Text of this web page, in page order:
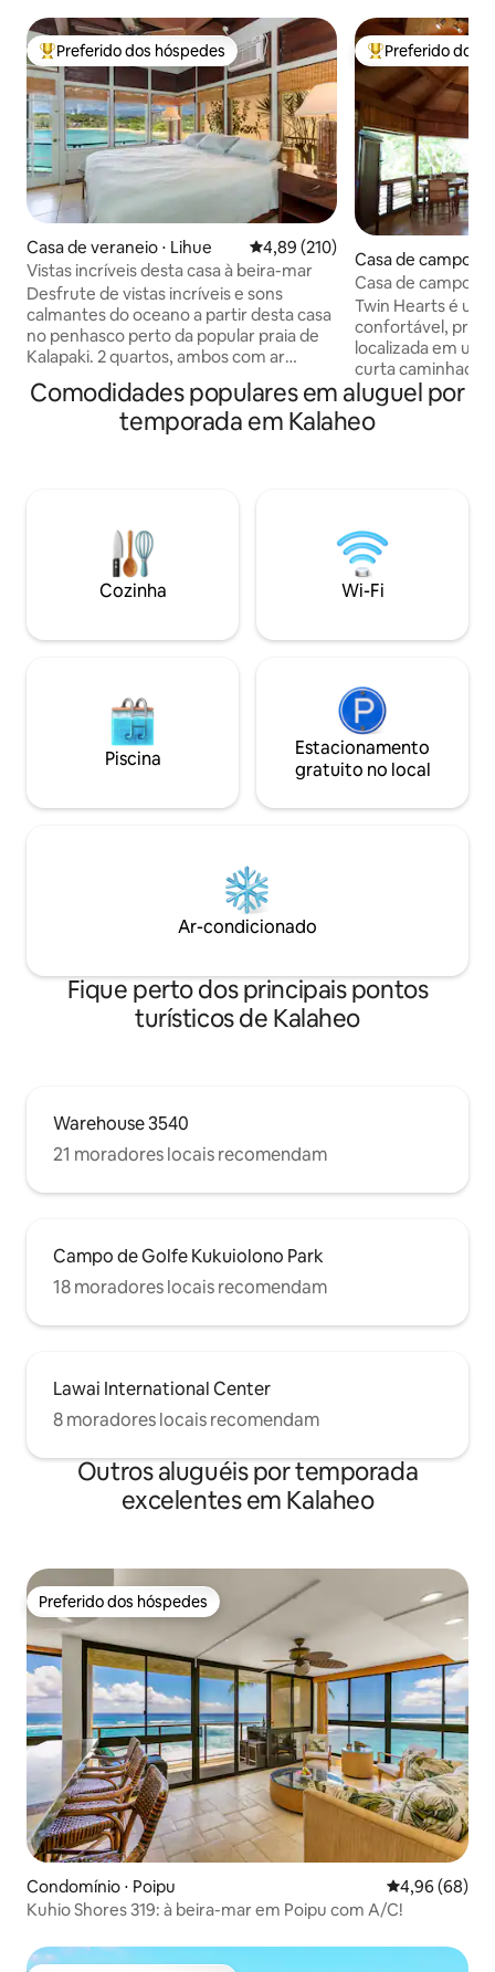
Entre os melhores preferidos dos hóspedes
Preferido dos hóspedes
Casa de veraneio ⋅ Lihue 4,89 de uma avaliação média de
4,89 (210)
Vistas incríveis desta casa à beira-mar
Desfrute de vistas incríveis e sons
calmantes do oceano a partir desta casa
no penhasco perto da popular praia de
Kalapaki. 2 quartos, ambos com ar
condicionado, além de ótimas vistas para
o mar e para a montanha. Master com
suíte tem uma cama king size. 2º bd tem
uma cama queen size. 2ª banheira,
totalmente abastecida. Varanda lanai
com mesa e cadeiras para refeições ao
ar livre. Estacionamento gratuito neste
condomínio fechado. O elevador nas
restaurantes e lojas nas proximidades.
Entre os
Preferido dos
Casa de campo ⋅
Casa de campo
caminhada até a
Twin Hearts é
confortável,
localizada em
curta caminhada
encantadora. A
restaurantes e
minutos de carro. Suas muitas
churrasqueira a
Twin Hearts é
permitida,
Classe IV Z-IV-
Comodidades populares em aluguel por
temporada em Kalaheo
Cozinha Wi-Fi
Piscina
Estacionamento
gratuito no local
Ar-condicionado
Fique perto dos principais pontos
turísticos de Kalaheo
Warehouse 3540
21 moradores locais recomendam
Campo de Golfe Kukuiolono Park
18 moradores locais recomendam
Lawai International Center
8 moradores locais recomendam
Outros aluguéis por temporada
excelentes em Kalaheo
Preferido dos hóspedes
Preferido dos hóspedes
Condomínio ⋅ Poipu 4,96 de uma
4,96 (68)
Kuhio Shores 319: à beira-mar em Poipu com A/C!